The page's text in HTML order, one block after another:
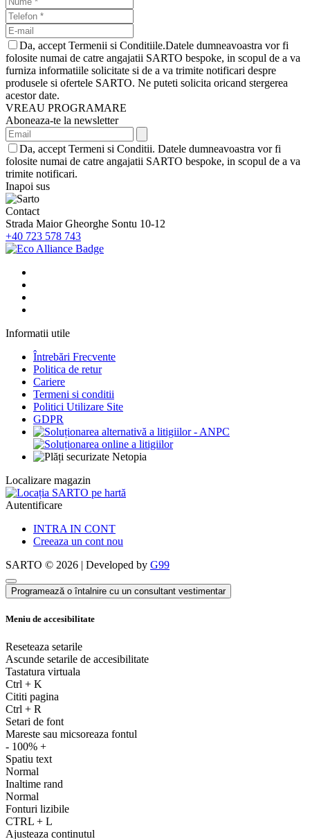
Da, accept Termenii si Conditiile.Datele dumneavoastra vor fi
folosite numai de catre angajatii SARTO bespoke, in scopul de a va
furniza informatiile solicitate si de a va trimite notificari despre
produsele si ofertele SARTO. Ne puteti solicita oricand stergerea
acestor date.
VREAU PROGRAMARE
Aboneaza-te la newsletter
Da, accept Termeni si Conditii. Datele dumneavoastra vor fi
folosite numai de catre angajatii SARTO bespoke, in scopul de a va
trimite notificari.
Inapoi sus
Contact
Strada Maior Gheorghe Sontu 10-12
+40 723 578 743
Informatii utile
Întrebări Frecvente
Politica de retur
Cariere
Termeni si conditii
Politici Utilizare Site
GDPR
Localizare magazin
Autentificare
INTRA IN CONT
Creeaza un cont nou
SARTO © 2026 | Developed by G99
Programează o întalnire cu un consultant vestimentar
Meniu de accesibilitate
Reseteaza setarile
Ascunde setarile de accesibilitate
Tastatura virtuala
Ctrl + K
Cititi pagina
Ctrl + R
Setari de font
Mareste sau micsoreaza fontul
- 100% +
Spatiu text
Normal
Inaltime rand
Normal
Fonturi lizibile
CTRL + L
Ajusteaza continutul